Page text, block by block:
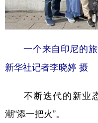
一个来自印尼的
新华社记者李晓婷 摄
不断迭代的新业态
潮“添一把火”。